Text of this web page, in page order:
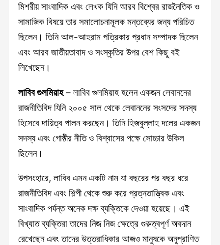
মিশরীয় সাংবাদিক এবং লেখক যিনি আরব বিশ্বের রাজনৈতিক ও
সামাজিক বিষয়ে তার সমালোচনামূলক মন্তব্যের জন্য পরিচিত
ছিলেন। তিনি আল-আহরাম পত্রিকার প্রধান সম্পাদক ছিলেন
এবং আরব জাতীয়তাবাদ ও সংস্কৃতির উপর বেশ কিছু বই
লিখেছেন।
লাবিব গুলমিয়াহ– লাবিব গুলমিয়াহ হলেন একজন লেবাননের
রাজনীতিবিদ যিনি ২০০৫ সাল থেকে লেবাননের সংসদের সদস্য
হিসেবে দায়িত্ব পালন করছেন। তিনি হিজবুল্লাহ দলের একজন
সদস্য এবং গোষ্ঠীর নীতি ও বিশ্বাসের পক্ষে সোচ্চার উকিল
ছিলেন।
উপসংহারে, লাবিব এমন একটি নাম যা বছরের পর বছর ধরে
রাজনীতিবিদ এবং শিল্পী থেকে শুরু করে প্রত্নতাত্ত্বিক এবং
সাংবাদিক পর্যন্ত অনেক দক্ষ ব্যক্তিকে দেওয়া হয়েছে। এই
বিখ্যাত ব্যক্তিরা তাদের নিজ নিজ ক্ষেত্রে গুরুত্বপূর্ণ অবদান
রেখেছেন এবং তাদের উত্তরাধিকার আজও মানুষকে অনুপ্রাণিত